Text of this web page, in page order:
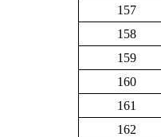
157
158
159
160
161
162